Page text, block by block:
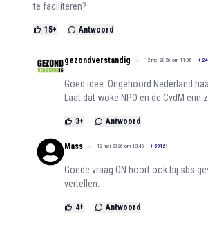
te faciliteren?
15+ Antwoord
gezondverstandig 12 mei 2026 om 11:08 +
Goed idee. Ongehoord Nederland
Laat dat woke NPO en de CvdM erin
3+ Antwoord
Mass 12 mei 2026 om 13:48 + 59121
Goede vraag ON hoort ook bij sbs
vertellen.
4+ Antwoord